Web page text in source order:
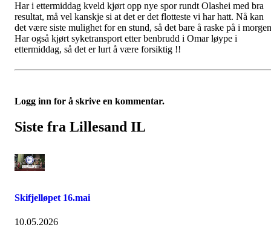
Har i ettermiddag kveld kjørt opp nye spor rundt Olashei med bra
resultat, må vel kanskje si at det er det flotteste vi har hatt. Nå kan
det være siste mulighet for en stund, så det bare å raske på i
Har også kjørt syketransport etter benbrudd i Omar løype i
ettermiddag, så det er lurt å være forsiktig !!
Logg inn for å skrive en kommentar.
Siste fra Lillesand IL
Skifjelløpet 16.mai
10.05.2026